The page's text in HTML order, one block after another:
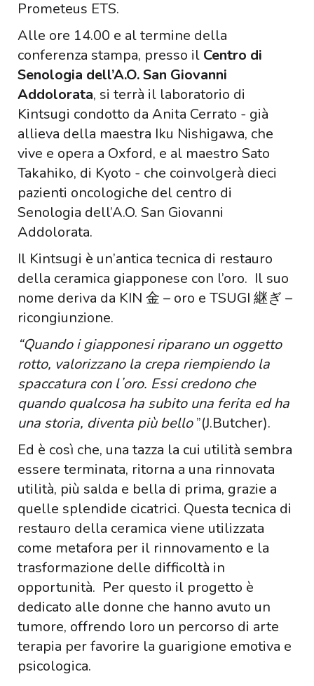
Prometeus ETS.
Alle ore 14.00 e al termine della
conferenza stampa, presso il Centro di
Senologia dell’A.O. San Giovanni
Addolorata, si terrà il laboratorio di
Kintsugi condotto da Anita Cerrato - già
allieva della maestra Iku Nishigawa, che
vive e opera a Oxford, e al maestro Sato
Takahiko, di Kyoto - che coinvolgerà dieci
pazienti oncologiche del centro di
Senologia dell’A.O. San Giovanni
Addolorata.
Il Kintsugi è un’antica tecnica di restauro
della ceramica giapponese con l’oro. Il suo
nome deriva da KIN 金 – oro e TSUGI 継ぎ –
ricongiunzione.
“Quando i giapponesi riparano un oggetto
rotto, valorizzano la crepa riempiendo la
spaccatura con lʼoro. Essi credono che
quando qualcosa ha subito una ferita ed ha
una storia, diventa più bello”(J.Butcher).
Ed è così che, una tazza la cui utilità sembra
essere terminata, ritorna a una rinnovata
utilità, più salda e bella di prima, grazie a
quelle splendide cicatrici. Questa tecnica di
restauro della ceramica viene utilizzata
come metafora per il rinnovamento e la
trasformazione delle difficoltà in
opportunità. Per questo il progetto è
dedicato alle donne che hanno avuto un
tumore, offrendo loro un percorso di arte
terapia per favorire la guarigione emotiva e
psicologica.